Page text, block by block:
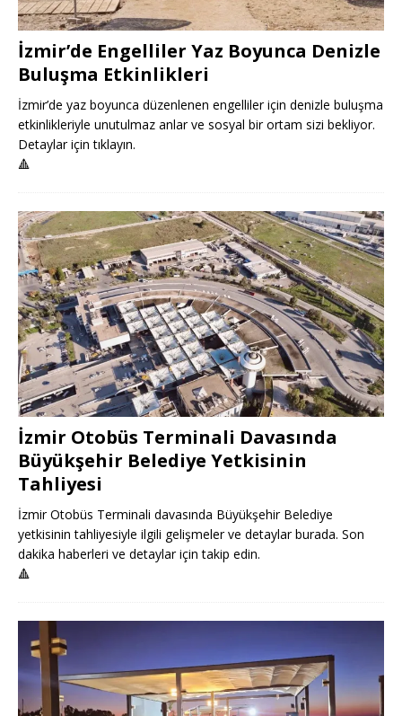
İzmir’de Engelliler Yaz Boyunca Denizle
Buluşma Etkinlikleri
İzmir’de yaz boyunca düzenlenen engelliler için denizle buluşma
etkinlikleriyle unutulmaz anlar ve sosyal bir ortam sizi bekliyor.
Detaylar için tıklayın.
🔺
İzmir Otobüs Terminali Davasında
Büyükşehir Belediye Yetkisinin
Tahliyesi
İzmir Otobüs Terminali davasında Büyükşehir Belediye
yetkisinin tahliyesiyle ilgili gelişmeler ve detaylar burada. Son
dakika haberleri ve detaylar için takip edin.
🔺